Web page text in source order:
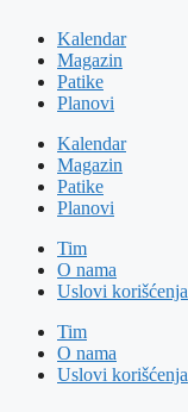
Kalendar
Magazin
Patike
Planovi
Kalendar
Magazin
Patike
Planovi
Tim
O nama
Uslovi korišćenja
Tim
O nama
Uslovi korišćenja